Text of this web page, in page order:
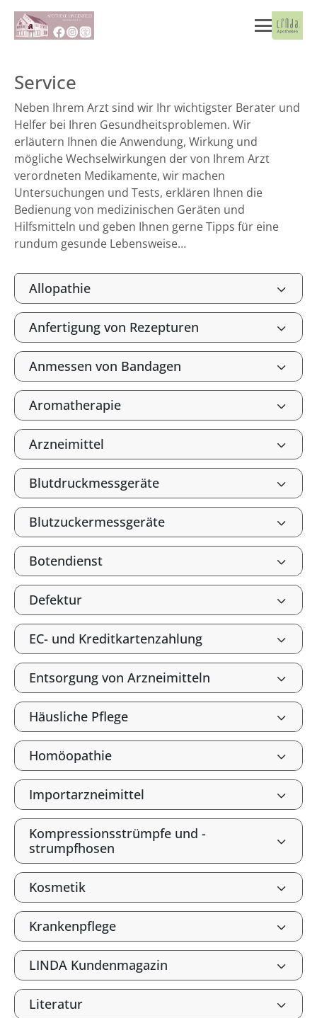
Service
Neben Ihrem Arzt sind wir Ihr wichtigster Berater und
Helfer bei Ihren Gesundheitsproblemen. Wir
erläutern Ihnen die Anwendung, Wirkung und
mögliche Wechselwirkungen der von Ihrem Arzt
verordneten Medikamente, wir machen
Untersuchungen und Tests, erklären Ihnen die
Bedienung von medizinischen Geräten und
Hilfsmitteln und geben Ihnen gerne Tipps für eine
rundum gesunde Lebensweise…
Allopathie
Anfertigung von Rezepturen
Anmessen von Bandagen
Aromatherapie
Arzneimittel
Blutdruckmessgeräte
Blutzuckermessgeräte
Botendienst
Defektur
EC- und Kreditkartenzahlung
Entsorgung von Arzneimitteln
Häusliche Pflege
Homöopathie
Importarzneimittel
Kompressionsstrümpfe und -
strumpfhosen
Kosmetik
Krankenpflege
LINDA Kundenmagazin
Literatur